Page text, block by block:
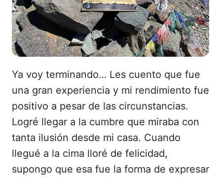
Ya voy terminando… Les cuento que fue
una gran experiencia y mi rendimiento fue
positivo a pesar de las circunstancias.
Logré llegar a la cumbre que miraba con
tanta ilusión desde mi casa. Cuando
llegué a la cima lloré de felicidad,
supongo que esa fue la forma de expresar